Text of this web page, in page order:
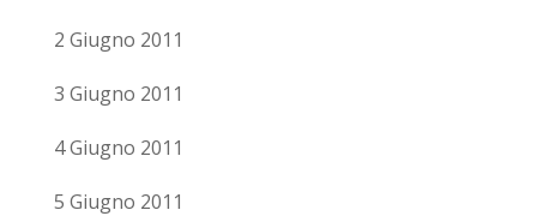
2 Giugno 2011
3 Giugno 2011
4 Giugno 2011
5 Giugno 2011